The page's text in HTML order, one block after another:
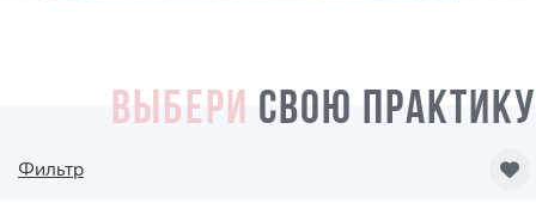
ВЫБЕРИ СВОЮ ПРАКТИКУ
Фильтр